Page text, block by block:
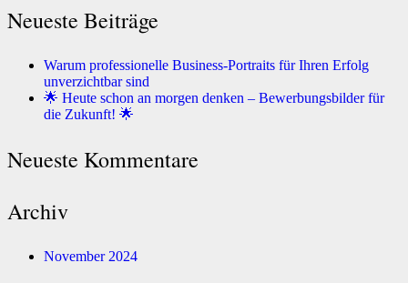
Neueste Beiträge
Warum professionelle Business-Portraits für Ihren Erfolg
unverzichtbar sind
🌟 Heute schon an morgen denken – Bewerbungsbilder für
die Zukunft! 🌟
Neueste Kommentare
Archiv
November 2024